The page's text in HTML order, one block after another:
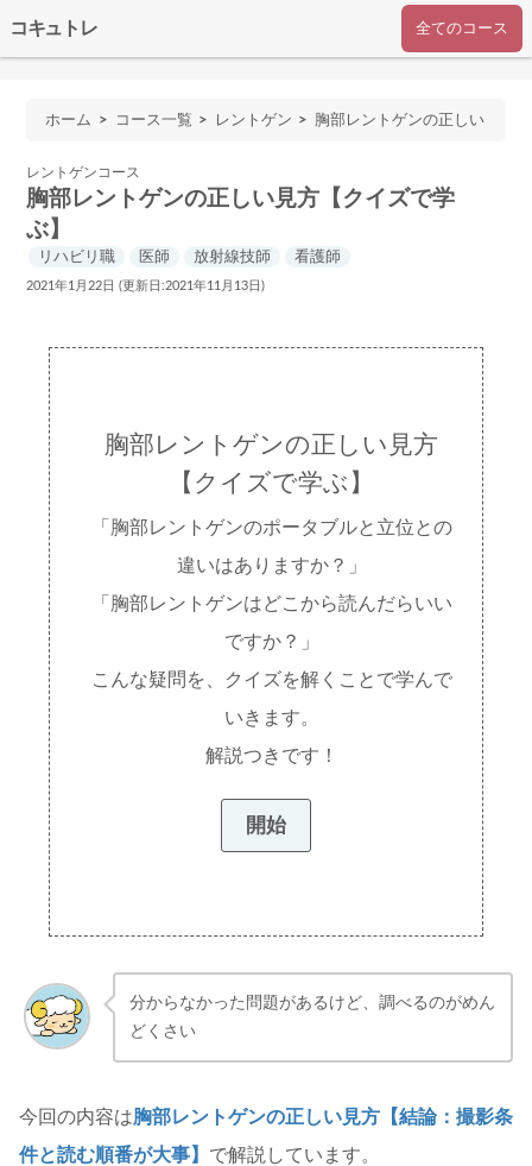
コキュトレ 全てのコース
ホーム コース一覧 レントゲン 胸部レントゲンの正しい
見方【クイズで学ぶ】
レントゲンコース
胸部レントゲンの正しい見方【クイズで学
ぶ】
リハビリ職 医師 放射線技師 看護師
2021年1月22日 (更新日:2021年11月13日)
胸部レントゲンの正しい見方
【クイズで学ぶ】
「胸部レントゲンのポータブルと立位との
違いはありますか？」
「胸部レントゲンはどこから読んだらいい
ですか？」
こんな疑問を、クイズを解くことで学んで
いきます。
解説つきです！
分からなかった問題があるけど、調べるのがめん
どくさい
今回の内容は胸部レントゲンの正しい見方【結論：撮影条
件と読む順番が大事】 で解説しています。